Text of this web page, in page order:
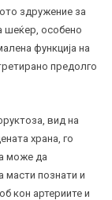
здружение за
шеќер, особено
функција на
предолго
вид на
храна, го
може да
масти познати и
кон артериите и